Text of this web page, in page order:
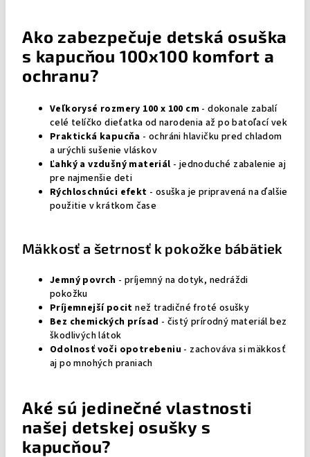
Ako zabezpečuje detská osuška
s kapucňou 100x100 komfort a
ochranu?
Veľkorysé rozmery 100 x 100 cm - dokonale zabalí
celé telíčko dieťatka od narodenia až po batoľací vek
Praktická kapucňa - ochráni hlavičku pred chladom
a urýchli sušenie vláskov
Ľahký a vzdušný materiál - jednoduché zabalenie aj
pre najmenšie deti
Rýchloschnúci efekt - osuška je pripravená na ďalšie
použitie v krátkom čase
Mäkkosť a šetrnosť k pokožke bábätiek
Jemný povrch - príjemný na dotyk, nedráždi
pokožku
Príjemnejší pocit než tradičné froté osušky
Bez chemických prísad - čistý prírodný materiál bez
škodlivých látok
Odolnosť voči opotrebeniu - zachováva si mäkkosť
aj po mnohých praniach
Aké sú jedinečné vlastnosti
našej detskej osušky s
kapucňou?